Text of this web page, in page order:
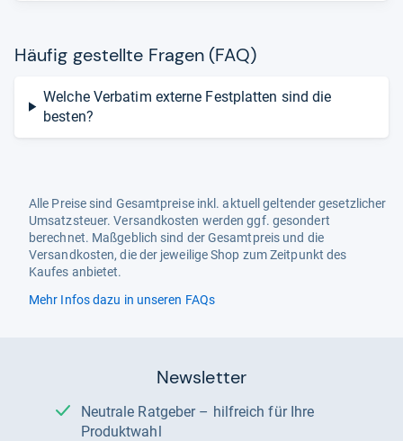
Häu­fig gestellte Fra­gen (FAQ)
Welche Verbatim externe Festplatten sind die
besten?
Alle Preise sind Gesamtpreise inkl. aktuell geltender gesetzlicher
Umsatzsteuer. Versandkosten werden ggf. gesondert
berechnet. Maßgeblich sind der Gesamtpreis und die
Versandkosten, die der jeweilige Shop zum Zeitpunkt des
Kaufes anbietet.
Mehr Infos dazu in unseren FAQs
Newsletter
Neutrale Ratgeber – hilfreich für Ihre
Produktwahl